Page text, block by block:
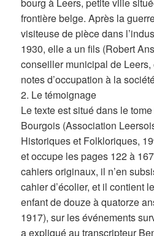
bourg à Leers, petite ville
frontière belge. Après la
visiteuse de pièce dans
1930, elle a un fils (Robert
conseiller municipal de
notes d’occupation à la
2. Le témoignage
Le texte est situé dans le
Bourgois (Association
Historiques et Folkloriques,
et occupe les pages 122 à
cahiers originaux, il n’en
cahier d’écolier, et il contient
enfant de douze à quatorze
1917), sur les événements
a expliqué au transcripteur